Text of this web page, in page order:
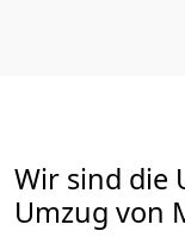
Wir sind die
Umzug von